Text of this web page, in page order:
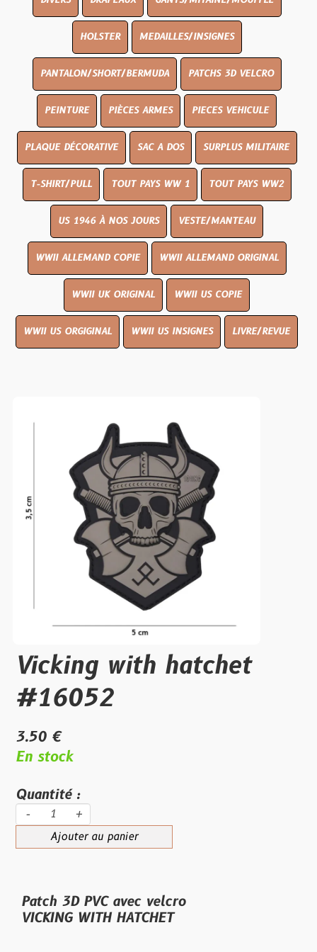
HOLSTER MEDAILLES/INSIGNES
PANTALON/SHORT/BERMUDA PATCHS 3D VELCRO
PEINTURE PIÈCES ARMES PIECES VEHICULE
PLAQUE DÉCORATIVE SAC A DOS SURPLUS MILITAIRE
T-SHIRT/PULL TOUT PAYS WW 1 TOUT PAYS WW2
US 1946 À NOS JOURS VESTE/MANTEAU
WWII ALLEMAND COPIE WWII ALLEMAND ORIGINAL
WWII UK ORIGINAL WWII US COPIE
WWII US ORGIGINAL WWII US INSIGNES LIVRE/REVUE
Vicking with hatchet
#16052
3.50 €
En stock
Quantité :
- +
Ajouter au panier
Patch 3D PVC avec velcro
VICKING WITH HATCHET